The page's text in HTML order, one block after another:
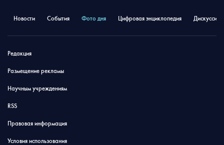
Новости События Фото дня Цифровая энциклопедия
Редакция
Размещение рекламы
Научным учреждениям
RSS
Правовая информация
Условия использования